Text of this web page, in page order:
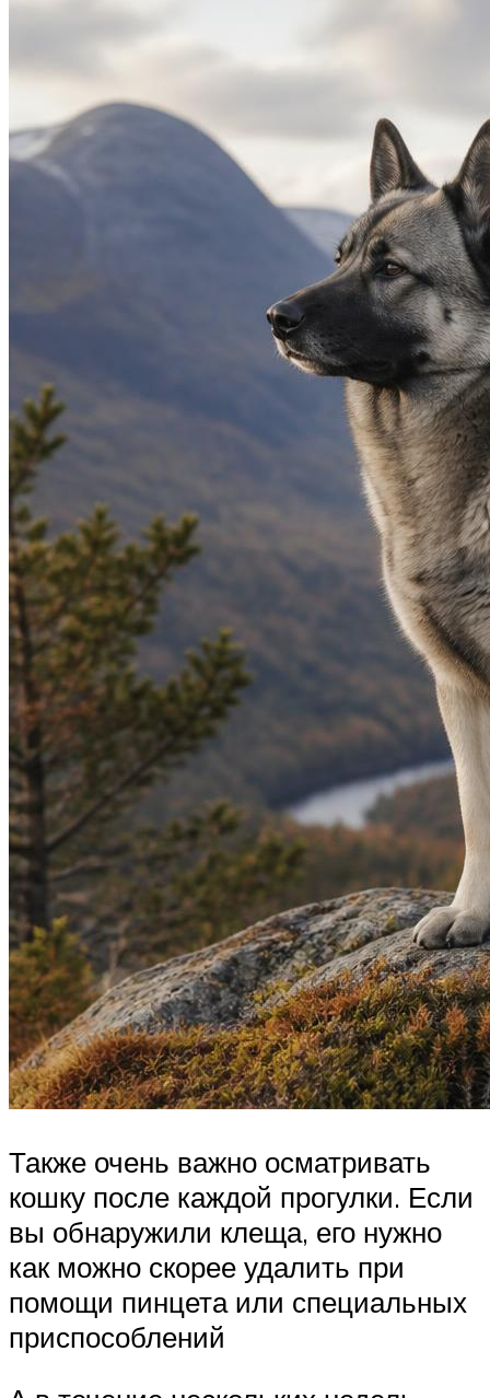
Также очень важно осматривать
кошку после каждой прогулки. Если
вы обнаружили клеща, его нужно
как можно скорее удалить при
помощи пинцета или специальных
приспособлений